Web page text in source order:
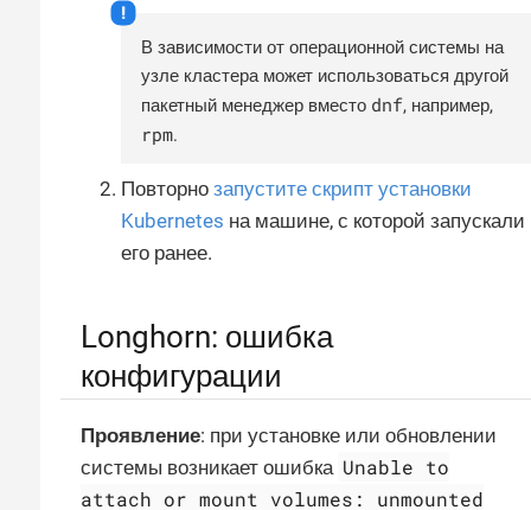
В зависимости от операционной системы на
узле кластера может использоваться другой
пакетный менеджер вместо dnf, например,
rpm.
Повторно запустите скрипт установки
Kubernetes на машине, с которой запускали
его ранее.
Longhorn: ошибка
конфигурации
Проявление: при установке или обновлении
системы возникает ошибка Unable to
attach or mount volumes: unmounted